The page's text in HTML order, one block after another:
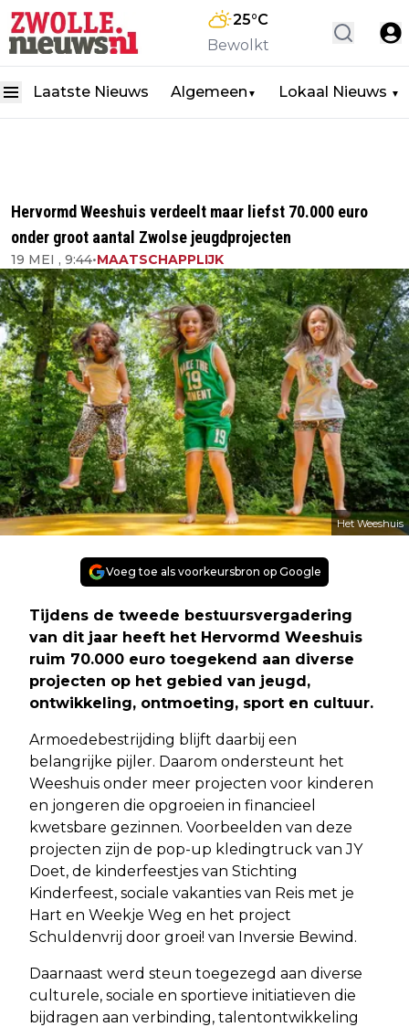
25°C
Bewolkt
Laatste Nieuws Algemeen ▼ Lokaal Nieuws ▼
Hervormd Weeshuis verdeelt maar liefst 70.000 euro
onder groot aantal Zwolse jeugdprojecten
19 MEI , 9:44•MAATSCHAPPLIJK
Het Weeshuis
Voeg toe als voorkeursbron op Google
Tijdens de tweede bestuursvergadering
van dit jaar heeft het Hervormd Weeshuis
ruim 70.000 euro toegekend aan diverse
projecten op het gebied van jeugd,
ontwikkeling, ontmoeting, sport en cultuur.
Armoedebestrijding blijft daarbij een
belangrijke pijler. Daarom ondersteunt het
Weeshuis onder meer projecten voor kinderen
en jongeren die opgroeien in financieel
kwetsbare gezinnen. Voorbeelden van deze
projecten zijn de pop-up kledingtruck van JY
Doet, de kinderfeestjes van Stichting
Kinderfeest, sociale vakanties van Reis met je
Hart en Weekje Weg en het project
Schuldenvrij door groei! van Inversie Bewind.
Daarnaast werd steun toegezegd aan diverse
culturele, sociale en sportieve initiatieven die
bijdragen aan verbinding, talentontwikkeling